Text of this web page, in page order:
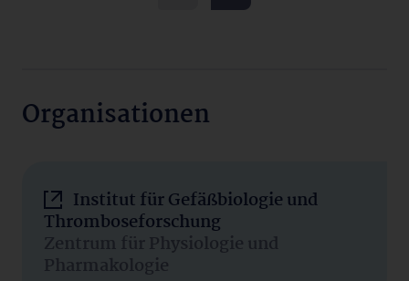
Organisationen
Institut für Gefäßbiologie und
Thromboseforschung
Zentrum für Physiologie und
Pharmakologie